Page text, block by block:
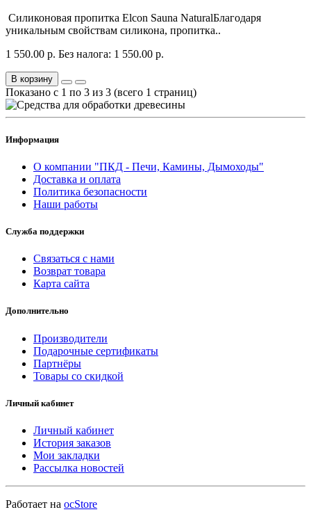
Силиконовая пропитка Elcon Sauna NaturalБлагодаря
уникальным свойствам силикона, пропитка..
1 550.00 р. Без налога: 1 550.00 р.
В корзину
Показано с 1 по 3 из 3 (всего 1 страниц)
Информация
О компании "ПКД - Печи, Камины, Дымоходы"
Доставка и оплата
Политика безопасности
Наши работы
Служба поддержки
Связаться с нами
Возврат товара
Карта сайта
Дополнительно
Производители
Подарочные сертификаты
Партнёры
Товары со скидкой
Личный кабинет
Личный кабинет
История заказов
Мои закладки
Рассылка новостей
Работает на ocStore